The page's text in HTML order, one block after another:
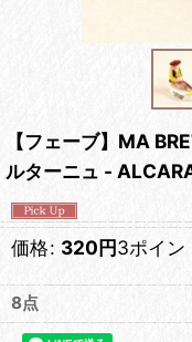
【フェーブ】MA
ルターニュ -
価格: 320円3ポイン
8点